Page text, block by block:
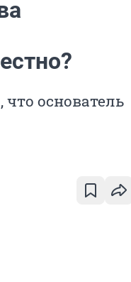
что основатель